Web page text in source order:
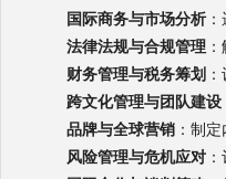
国际商务与市场分析：
法律法规与合规管理
财务管理与税务筹划
跨文化管理与团队建设
品牌与全球营销 ：制
风险管理与危机应对